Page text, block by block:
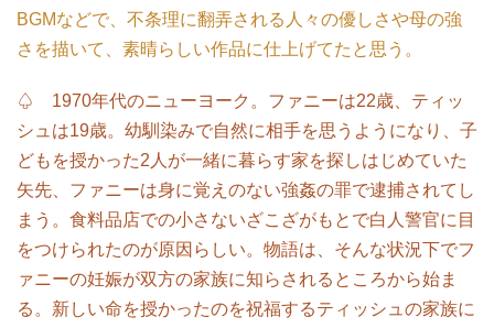
BGMなどで、不条理に翻弄される人々の優しさや母の強
さを描いて、素晴らしい作品に仕上げてたと思う。
♤ 1970年代のニューヨーク。ファニーは22歳、ティッ
シュは19歳。幼馴染みで自然に相手を思うようになり、子
どもを授かった2人が一緒に暮らす家を探しはじめていた
矢先、ファニーは身に覚えのない強姦の罪で逮捕されてし
まう。食料品店での小さないざこざがもとで白人警官に目
をつけられたのが原因らしい。物語は、そんな状況下でフ
ァニーの妊娠が双方の家族に知らされるところから始ま
る。新しい命を授かったのを祝福するティッシュの家族に